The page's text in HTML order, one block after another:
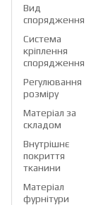
Вид
спорядження
Система
кріплення
спорядження
Регулювання
розміру
Матеріал за
складом
Внутрішнє
покриття
тканини
Матеріал
фурнітури